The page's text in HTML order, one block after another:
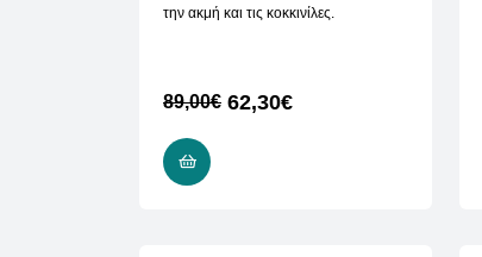
την ακμή και τις κοκκινίλες.
89,00€ 62,30€